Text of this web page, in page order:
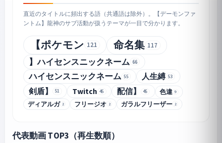
直近のタイトルに頻出する語（共通語は除外）。【デーモンファ
ントム】龍神のサブ活動が扱うテーマが一目で分かります。
【ポケモン 121 命名集 117
】ハイセンスニックネーム 66
ハイセンスニックネーム 55 人生縛 53
剣盾】 51 Twitch 45 配信】 45 色違 9
ディアルガ 2 フリージオ 2 ガラルフリーザー 2
代表動画 TOP3（再生数順）